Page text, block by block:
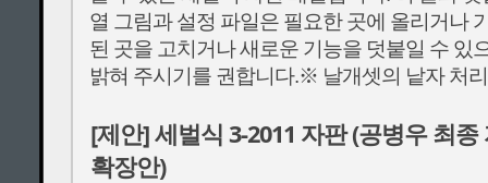
열 그림과 설정 파일은 필요한 곳에 올리거나
된 곳을 고치거나 새로운 기능을 덧붙일 수 있
밝혀 주시기를 권합니다.※ 날개셋의 낱자 처
[제안] 세벌식 3-2011 자판 (공병우 최
확장안)